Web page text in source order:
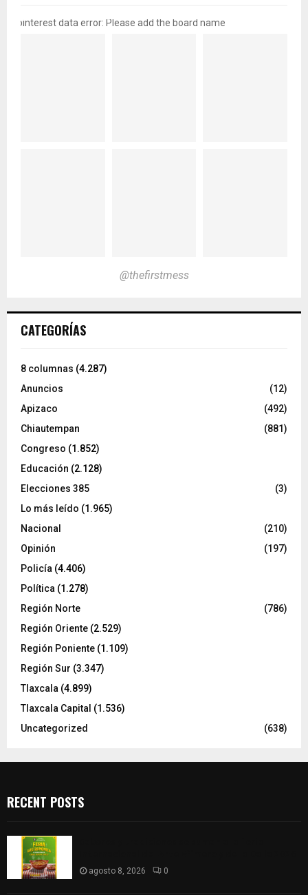
pinterest data error: Please add the board name
@thefirstmess
CATEGORÍAS
8 columnas (4.287)
Anuncios
(12)
Apizaco
(492)
Chiautempan
(881)
Congreso (1.852)
Educación (2.128)
Elecciones 385
(3)
Lo más leído (1.965)
Nacional
(210)
Opinión
(197)
Policía (4.406)
Política (1.278)
Región Norte
(786)
Región Oriente (2.529)
Región Poniente (1.109)
Región Sur (3.347)
Tlaxcala (4.899)
Tlaxcala Capital (1.536)
Uncategorized
(638)
RECENT POSTS
agosto 8, 2026 0